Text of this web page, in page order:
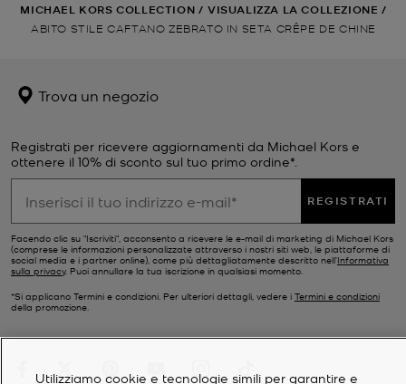
MICHAEL KORS COLLECTION / VISUALIZZA LA COLLEZIONE /
ABITO STILE CAFTANO ZEBRATO IN SETA CRÊPE DE CHINE
Trova un negozio
Registrati per ricevere aggiornamenti da Michael Kors e
ottenere il 10% di sconto sul tuo primo ordine*.
REGISTRATI
Facendo clic su "Iscriviti", acconsento a ricevere le e-mail di marketing di Michael Kors
(comprese le informazioni personalizzate attraverso i nostri siti web, le piattaforme di
social media e i partner online), come più dettagliatamente descritto nell’Informativa
sulla privacy. Puoi annullare la tua iscrizione in qualsiasi momento.
*Si applicano Termini e condizioni. Per ulteriori dettagli, vedere i Termini e condizioni
della promozione.
Utilizziamo cookie e tecnologie simili per garantire e